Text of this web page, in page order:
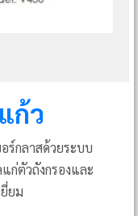
ก้ว
ร์กลาสด้วยระบบ
ก่ตัวถังกรองและ
ยม